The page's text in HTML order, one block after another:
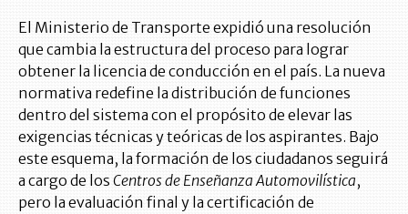
El Ministerio de Transporte expidió una resolución
que cambia la estructura del proceso para lograr
obtener la licencia de conducción en el país. La nueva
normativa redefine la distribución de funciones
dentro del sistema con el propósito de elevar las
exigencias técnicas y teóricas de los aspirantes. Bajo
este esquema, la formación de los ciudadanos seguirá
a cargo de los Centros de Enseñanza Automovilística,
pero la evaluación final y la certificación de